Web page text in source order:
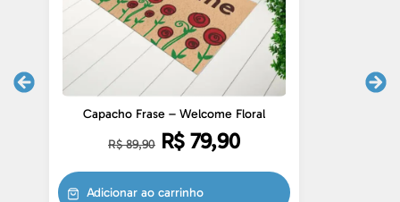
Capacho Frase – Welcome Floral
R$89,90 R$ 79,90
Adicionar ao carrinho